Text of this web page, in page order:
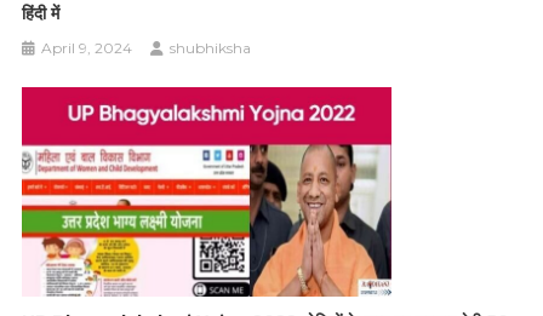
हिंदी में
April 9, 2024 shubhiksha